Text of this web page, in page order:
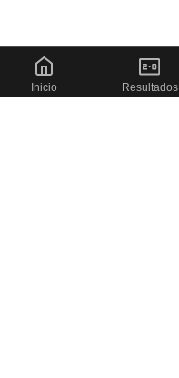
Inicio Resultados